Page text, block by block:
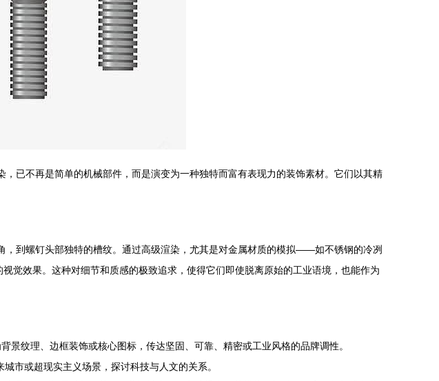
已不再是简单的机械部件，而是演变为一种独特而富有表现力的装饰素材。它们以其精
到螺钉头部独特的槽纹。通过高级渲染，尤其是对金属材质的模拟——如不锈钢的冷冽
效果。这种对细节和质感的极致追求，使得它们即使脱离原始的工业语境，也能作为
纹理、边框装饰或核心图标，传达坚固、可靠、精密或工业风格的品牌调性。
市或超现实主义场景，探讨科技与人文的关系。